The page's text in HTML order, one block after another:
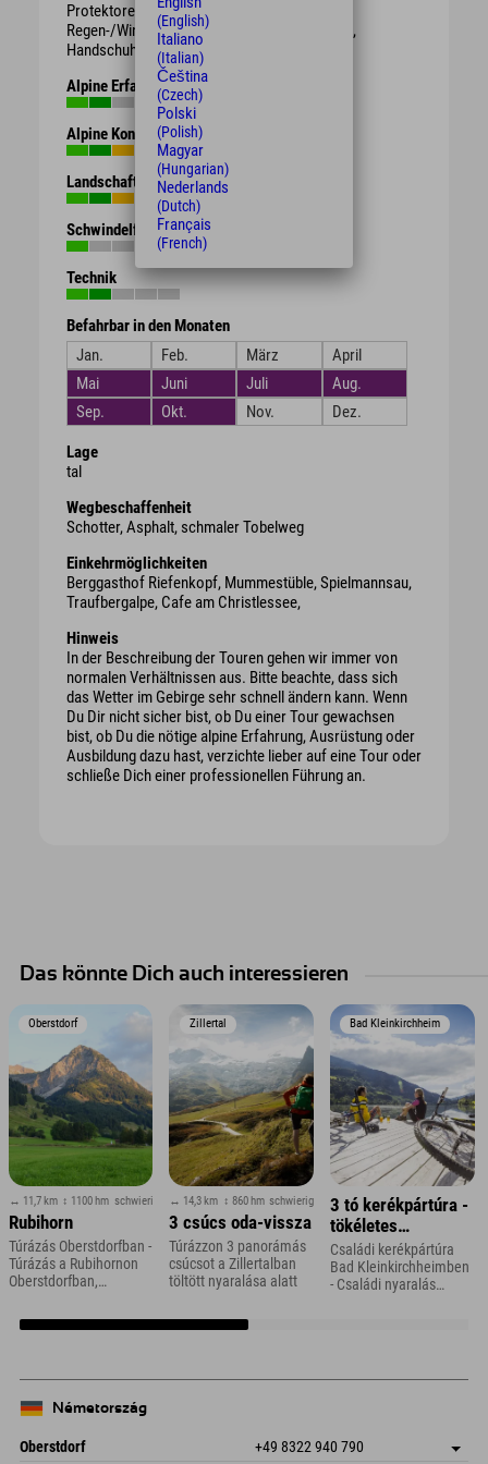
Protektoren.
Regen-/Wind-/Sonnen-/Wetterschutzkleidung,
Handschuhe, Getränk, Proviant.
Alpine Erfahrung
Alpine Kondition
Landschaft
Schwindelfreiheit
Technik
Befahrbar in den Monaten
Jan.
Feb. März
April
Mai
Juni Juli
Aug.
Sep.
Okt. Nov. Dez.
Lage
tal
Wegbeschaffenheit
Schotter, Asphalt, schmaler Tobelweg
Einkehrmöglichkeiten
Berggasthof Riefenkopf, Mummestüble, Spielmannsau,
Traufbergalpe, Cafe am Christlessee,
Hinweis
In der Beschreibung der Touren gehen wir immer von
normalen Verhältnissen aus. Bitte beachte, dass sich
das Wetter im Gebirge sehr schnell ändern kann. Wenn
Du Dir nicht sicher bist, ob Du einer Tour gewachsen
bist, ob Du die nötige alpine Erfahrung, Ausrüstung oder
Ausbildung dazu hast, verzichte lieber auf eine Tour oder
schließe Dich einer professionellen Führung an.
Das könnte Dich auch interessieren
Oberstdorf
↔ 11,7 km ↕ 1100 hm schwierig
Rubihorn
Túrázás Oberstdorfban -
Túrázás a Rubihornon
Oberstdorfban,
Zillertal
↔ 14,3 km ↕ 860 hm schwierig
3 csúcs oda-vissza
Túrázzon 3 panorámás
csúcsot a Zillertalban
töltött nyaralása alatt
Bad Kleinkirchheim
3 tó kerékpártúra -
tökéletes
családoknak
Családi kerékpártúra
Bad Kleinkirchheimben
- Családi nyaralás
Németország
Oberstdorf +49 8322 940 790
(English)
Italiano
(Italian)
Čeština
(Czech)
Polski
(Polish)
Magyar
(Hungarian)
Nederlands
(Dutch)
Français
(French)